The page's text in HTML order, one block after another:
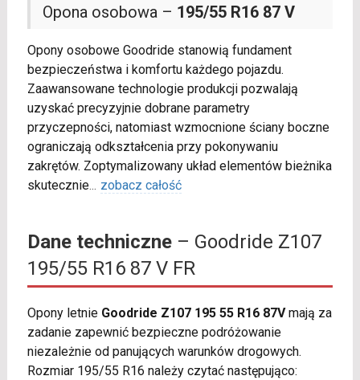
Opona osobowa – 195/55 R16 87 V
Opony osobowe Goodride stanowią fundament
bezpieczeństwa i komfortu każdego pojazdu.
Zaawansowane technologie produkcji pozwalają
uzyskać precyzyjnie dobrane parametry
przyczepności, natomiast wzmocnione ściany boczne
ograniczają odkształcenia przy pokonywaniu
zakrętów. Zoptymalizowany układ elementów bieżnika
skutecznie... zobacz całość
Dane techniczne– Goodride Z107
195/55 R16 87 V FR
Opony letnie Goodride Z107 195 55 R16 87Vmają za
zadanie zapewnić bezpieczne podróżowanie
niezależnie od panujących warunków drogowych.
Rozmiar 195/55 R16 należy czytać następująco: